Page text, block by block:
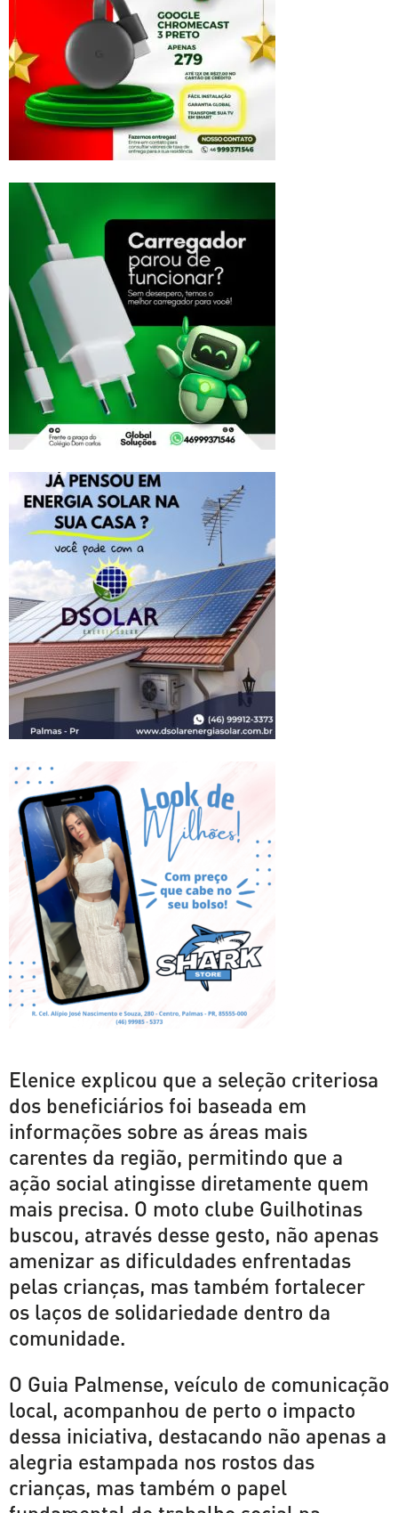
Elenice explicou que a seleção criteriosa
dos beneficiários foi baseada em
informações sobre as áreas mais
carentes da região, permitindo que a
ação social atingisse diretamente quem
mais precisa. O moto clube Guilhotinas
buscou, através desse gesto, não apenas
amenizar as dificuldades enfrentadas
pelas crianças, mas também fortalecer
os laços de solidariedade dentro da
comunidade.
O Guia Palmense, veículo de comunicação
local, acompanhou de perto o impacto
dessa iniciativa, destacando não apenas a
alegria estampada nos rostos das
crianças, mas também o papel